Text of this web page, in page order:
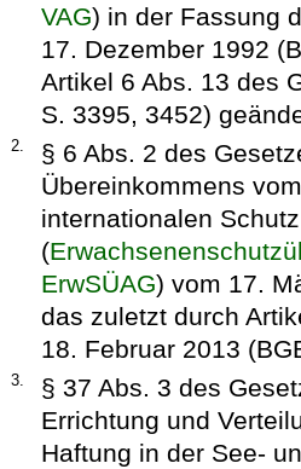
VAG) in der Fassung
17. Dezember 1992
Artikel 6 Abs. 13 des
S. 3395, 3452)
2.
§ 6 Abs. 2 des
Übereinkommens
internationalen
(
ErwSÜAG) vom 17.
das zuletzt durch
18. Februar 2013
3.
§ 37 Abs. 3 des
Errichtung und
Haftung in der See-